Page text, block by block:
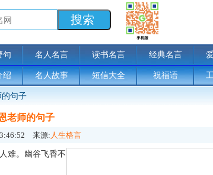
句 名人名言 读书名言 经典名言
绍 名人故事 短信大全 祝福语
的句子
老师的句子
来源: 人生格言
难。幽谷飞香不